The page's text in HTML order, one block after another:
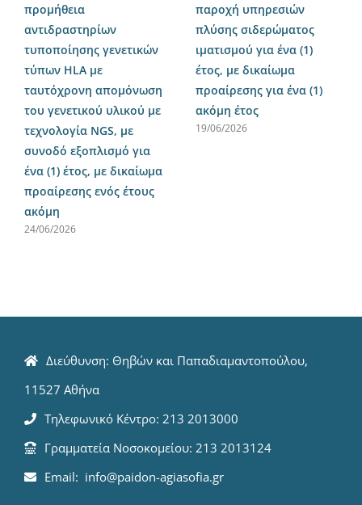
προμήθεια
αντιδραστηρίων
τυποποίησης γενετικών
τύπων HLA με
ταυτόχρονη απομόνωση
του γενετικού υλικού με
τεχνολογία NGS, με
συνοδό εξοπλισμό για
ένα (1) έτος, με δικαίωμα
προαίρεσης ενός έτους
ακόμη
24/06/2026
παροχή υπηρεσιών
πλύσης σιδερώματος
ιματισμού για ένα (1)
έτος, με δικαίωμα
προαίρεσης για ένα (1)
ακόμη έτος
19/06/2026
Διεύθυνση: Θηβών και Παπαδιαμαντοπούλου,
11527 Αθήνα
Τηλεφωνικό Κέντρο: 213 2013000
Γραμματεία Νοσοκομείου: 213 2013124
Email: info@paidon-agiasofia.gr